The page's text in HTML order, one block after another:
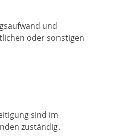
und
oder sonstigen
sind im
zuständig.